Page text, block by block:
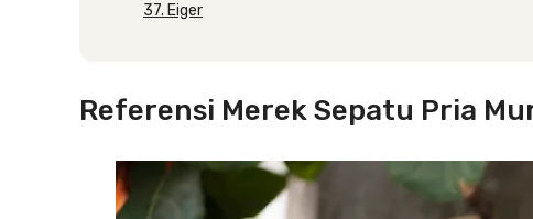
37. Eiger
Referensi Merek Sepatu Pria